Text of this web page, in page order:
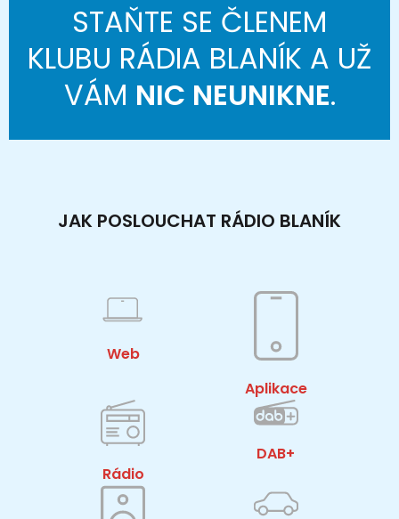
STAŇTE SE ČLENEM
KLUBU RÁDIA BLANÍK A UŽ
VÁM NIC NEUNIKNE.
JAK POSLOUCHAT RÁDIO BLANÍK
Web
Aplikace
Rádio
DAB+